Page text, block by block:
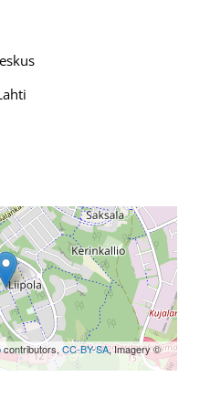
contributors,CC-BY-SA, Imagery ©